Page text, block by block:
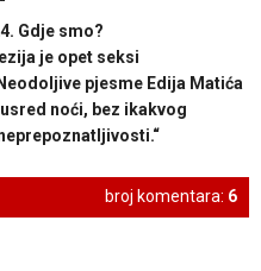
Gdje smo?
je opet seksi
pjesme Edija Matića
usred noći, bez ikakvog
broj komentara: 6